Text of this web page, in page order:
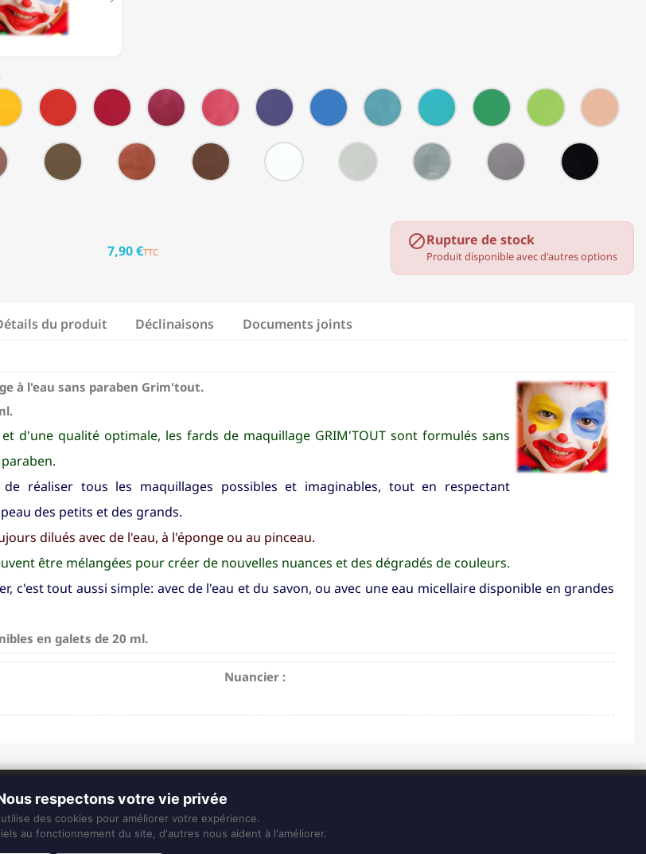
Jaune
soleil
MandarineRouge
vif
Rouge
foncé
Rose
vif
Lilas
Bleu
vif
Bleu
nacré
Bleu
lagon
Vert
pré
Vert
anis
Peau
Terracota Caramel
Cuivre
métallique
Chocolat Blanc
Blanc
nacré
Argent
métallique
Gris
souris
Noir
7,90 €TTC
Rupture de stock
Produit disponible avec d'autres options
du produit Déclinaisons Documents joints
à l'eau sans paraben Grim'tout.
d'une qualité optimale, les fards de maquillage GRIM'TOUT sont formulés sans
réaliser tous les maquillages possibles et imaginables, tout en respectant
des petits et des grands.
dilués avec de l'eau, à l'éponge ou au pinceau.
être mélangées pour créer de nouvelles nuances et des dégradés de couleurs.
c'est tout aussi simple: avec de l'eau et du savon, ou avec une eau micellaire disponible en grandes
en galets de 20 ml.
Nuancier :
Fixe :
0596 63 25 94
Mobile : 0696 50 91 61
respectons votre vie privée
des cookies pour améliorer votre expérience.
au fonctionnement du site, d'autres nous aident à l'améliorer.